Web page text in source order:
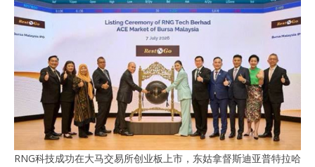
RNG科技成功在大马交易所创业板上市，东姑拿督斯迪亚普特拉哈